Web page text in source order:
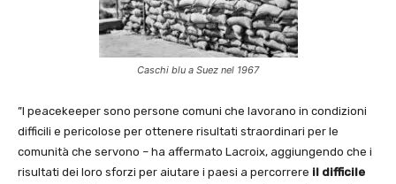
Caschi blu a Suez nel 1967
”I peacekeeper sono persone comuni che lavorano in condizioni
difficili e pericolose per ottenere risultati straordinari per le
comunità che servono – ha affermato Lacroix, aggiungendo che i
risultati dei loro sforzi per aiutare i paesi a percorrere il difficile